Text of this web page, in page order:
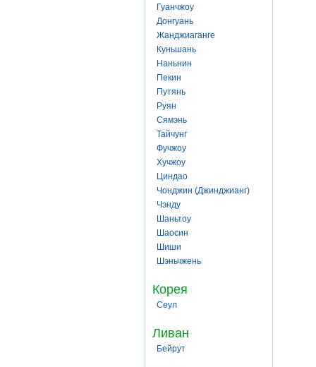
Гуанчжоу
Донгуань
Жанджиаганге
Куньшань
Наньнин
Пекин
Путянь
Руян
Сямэнь
Тайчунг
Фучжоу
Хучжоу
Циндао
Чонджин (Джинджианг)
Чэнду
Шаньтоу
Шаосин
Шиши
Шэньчжень
Корея
Сеул
Ливан
Бейрут